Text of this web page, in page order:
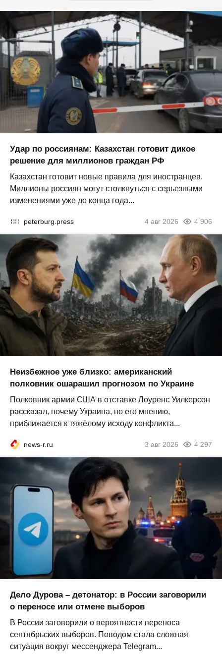
Удар по россиянам: Казахстан готовит дикое
решение для миллионов граждан РФ
Казахстан готовит новые правила для иностранцев.
Миллионы россиян могут столкнуться с серьезными
изменениями уже до конца года...
peterburg.press 4 авг 2026 4 906
Неизбежное уже близко: американский
полковник ошарашил прогнозом по Украине
Полковник армии США в отставке Лоуренс Уилкерсон
рассказал, почему Украина, по его мнению,
приближается к тяжёлому исходу конфликта...
news-r.ru 3 авг 2026 4 297
Дело Дурова – детонатор: в России заговорили
о переносе или отмене выборов
В России заговорили о вероятности переноса
сентябрьских выборов. Поводом стала сложная
ситуация вокруг мессенджера Telegram...